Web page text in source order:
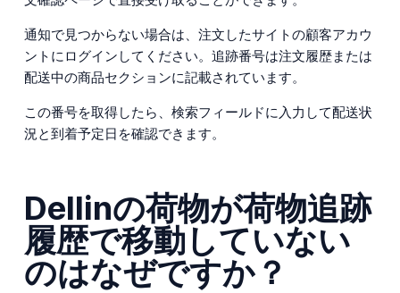
通知で見つからない場合は、注文したサイトの顧客アカウ
ントにログインしてください。追跡番号は注文履歴または
配送中の商品セクションに記載されています。
この番号を取得したら、検索フィールドに入力して配送状
況と到着予定日を確認できます。
Dellinの荷物が荷物追跡
履歴で移動していない
のはなぜですか？